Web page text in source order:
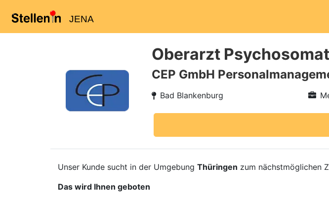
JENA
Oberarzt
CEP GmbH
Bad Blankenburg
Unser Kunde sucht in der Umgebung Thüringen zum nächstmöglichen
Das wird Ihnen geboten